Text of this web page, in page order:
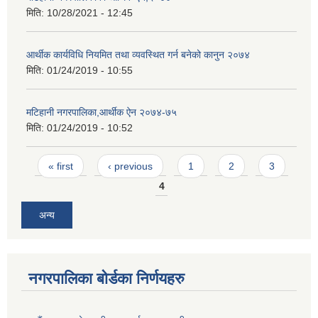
मिति: 10/28/2021 - 12:45
आर्थीक कार्यविधि नियमित तथा व्यवस्थित गर्न बनेको कानुन २०७४
मिति: 01/24/2019 - 10:55
मटिहानी नगरपालिका,आर्थीक ऐन २०७४-७५
मिति: 01/24/2019 - 10:52
Pages
« first ‹ previous 1 2
3
4
अन्य
नगरपालिका बोर्डका निर्णयहरु